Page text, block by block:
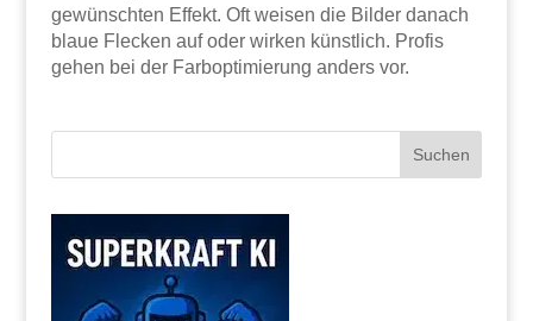
gewünschten Effekt. Oft weisen die Bilder danach
blaue Flecken auf oder wirken künstlich. Profis
gehen bei der Farboptimierung anders vor.